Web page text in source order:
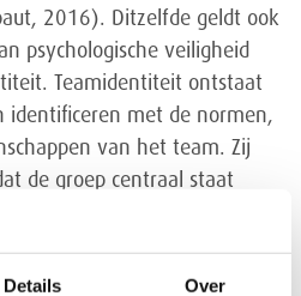
Details Over
2016). Ditzelfde geldt ook
psychologische veiligheid
Teamidentiteit ontstaat
identificeren met de normen,
van het team. Zij
de groep centraal staat
Heirbaut, 2016).
vinden teamleden